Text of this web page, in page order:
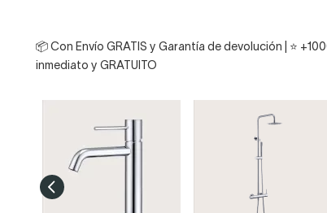
📦 Con Envío GRATIS y Garantía de devolución | ⭐
inmediato y GRATUITO